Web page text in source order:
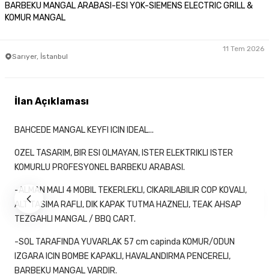
BARBEKU MANGAL ARABASI-ESI YOK-SIEMENS ELECTRIC GRILL &
KOMUR MANGAL
Sarıyer, İstanbul
11 Tem 2026
İlan Açıklaması
BAHCEDE MANGAL KEYFI ICIN IDEAL...
OZEL TASARIM, BIR ESI OLMAYAN, ISTER ELEKTRIKLI ISTER
KOMURLU PROFESYONEL BARBEKU ARABASI.
-ALMAN MALI 4 MOBIL TEKERLEKLI, CIKARILABILIR COP KOVALI,
ALT TASIMA RAFLI, DIK KAPAK TUTMA HAZNELI, TEAK AHSAP
TEZGAHLI MANGAL / BBQ CART.
-SOL TARAFINDA YUVARLAK 57 cm capinda KOMUR/ODUN
IZGARA ICIN BOMBE KAPAKLI, HAVALANDIRMA PENCERELI,
BARBEKU MANGAL VARDIR.